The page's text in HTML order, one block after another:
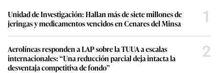
Unidad de Investigación: Hallan más de siete millones de
jeringas y medicamentos vencidos en Cenares del Minsa
1
Aerolíneas responden a LAP sobre la TUUA a escalas
internacionales: “Una reducción parcial deja intacta la
desventaja competitiva de fondo”
2